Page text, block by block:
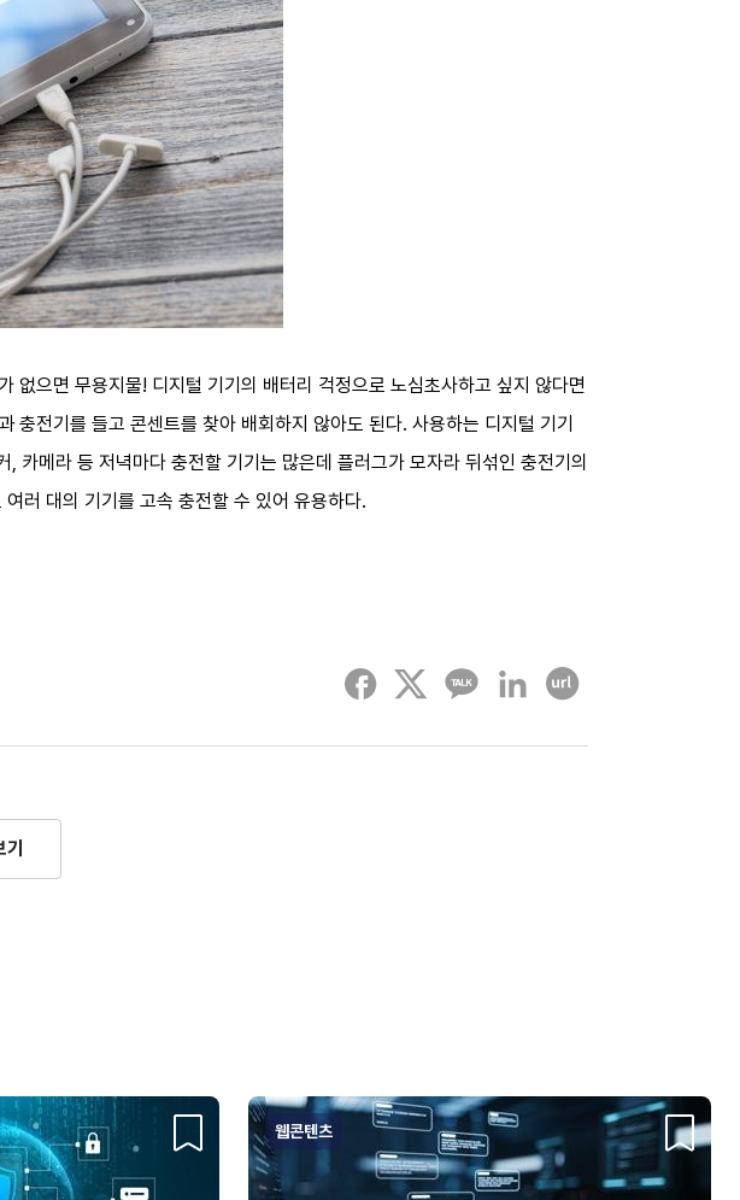
없으면 무용지물! 디지털 기기의 배터리 걱정으로 노심초사하고 싶지 않다면
충전기를 들고 콘센트를 찾아 배회하지 않아도 된다. 사용하는 디지털 기기
카메라 등 저녁마다 충전할 기기는 많은데 플러그가 모자라 뒤섞인 충전기의
러 대의 기기를 고속 충전할 수 있어 유용하다.
페이스북 트위터 카카오톡 링크드인 URL 복사하기
웹콘텐츠